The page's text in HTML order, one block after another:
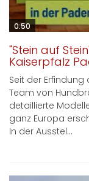
0:50
"Stein auf
Kaiserpfalz
Seit der
Team von
detaillierte
ganz Europa
In der Ausstel...